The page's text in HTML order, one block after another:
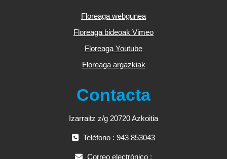
Floreaga webgunea
Floreaga bideoak Vimeo
Floreaga Youtube
Floreaga argazkiak
Contacta
Izarraitz z/g 20720 Azkoitia
Teléfono : 943 853043
Correo electrónico :